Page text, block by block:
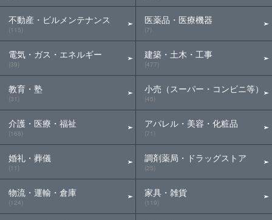
不動産・ビルメンテナンス
(115)
電気・ガス・エネルギー
(39)
教育・塾
(31)
介護・医療・福祉
(168)
婚礼・葬儀
(11)
物流・運輸・倉庫
(124)
医薬品・医療機器
(7)
建築・土木・工事
(477)
小売（スーパー・コンビニ等）
(45)
アパレル・美容・化粧品
(71)
調剤薬局・ドラッグストア
(25)
家具・雑貨
(119)